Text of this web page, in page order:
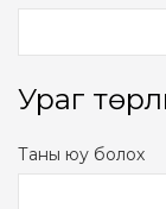
Ураг
Таны юу болох